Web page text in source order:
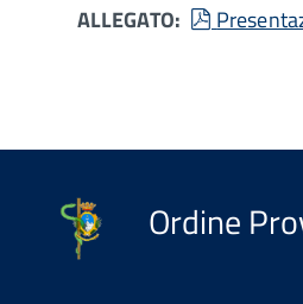
ALLEGATO: pdf
Ordine